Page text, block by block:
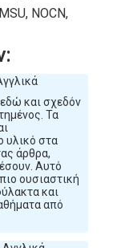
NOCN, PTE,
και σχεδόν
Τα
υλικό στα
άρθρα,
Αυτό
ουσιαστική
και
από